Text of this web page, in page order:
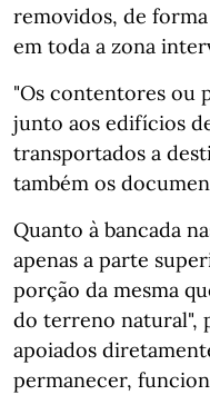
removidos, de
em toda a zona
"Os contentores ou
junto aos edifícios
transportados a
também os
Quanto à bancada
apenas a parte
porção da mesma
do terreno natural",
apoiados
permanecer,